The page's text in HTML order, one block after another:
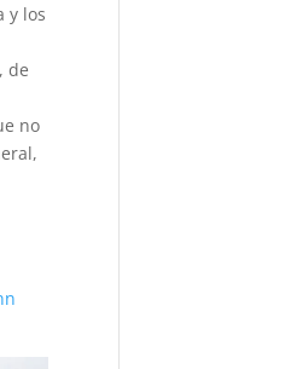
y los
de
no